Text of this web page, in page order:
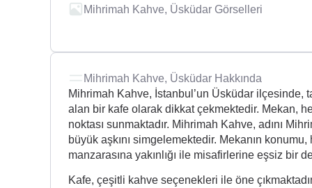
Mihrimah Kahve, Üsküdar Görselleri
Mihrimah Kahve, Üsküdar Hakkında
Mihrimah Kahve, İstanbul’un Üsküdar ilçesinde,
alan bir kafe olarak dikkat çekmektedir. Mekan,
noktası sunmaktadır. Mihrimah Kahve, adını
büyük aşkını simgelemektedir. Mekanın
manzarasına yakınlığı ile misafirlerine eşsiz bir
Kafe, çeşitli kahve seçenekleri ile öne